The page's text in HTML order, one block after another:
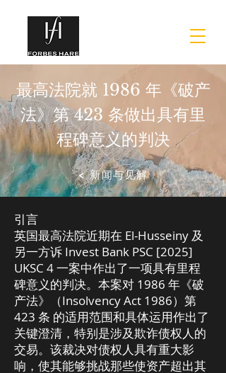
最高法院就 1986 年《破产
法》第 423 条做出具有里
程碑意义的判决
< 新闻与见解
引言
英国最高法院近期在 El-Husseiny 及
另一方诉 Invest Bank PSC [2025]
UKSC 4 一案中作出了一项具有里程
碑意义的判决。本案对 1986 年《破
产法》（Insolvency Act 1986）第
423 条 的适用范围和具体运用作出了
关键澄清，特别是涉及欺诈债权人的
交易。该裁决对债权人具有重大影
响，使其能够挑战那些使资产超出其